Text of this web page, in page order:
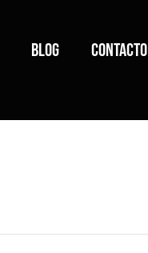
Blog Contacto